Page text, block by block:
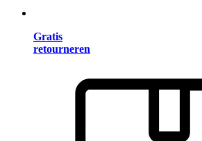
Gratis
retourneren